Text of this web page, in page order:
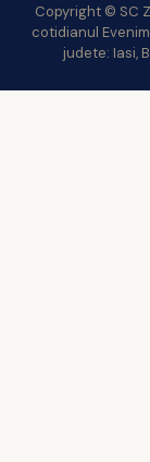
Copyright © SC
cotidianul
judete: Iasi,